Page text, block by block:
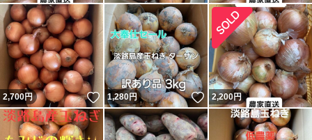
2,700円 いいね！
1,280円 いいね！
2,200円